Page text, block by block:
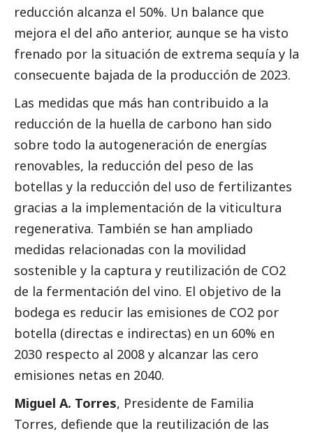
reducción alcanza el 50%. Un balance que
mejora el del año anterior, aunque se ha visto
frenado por la situación de extrema sequía y la
consecuente bajada de la producción de 2023.
Las medidas que más han contribuido a la
reducción de la huella de carbono han sido
sobre todo la autogeneración de energías
renovables, la reducción del peso de las
botellas y la reducción del uso de fertilizantes
gracias a la implementación de la viticultura
regenerativa. También se han ampliado
medidas relacionadas con la movilidad
sostenible y la captura y reutilización de CO2
de la fermentación del vino. El objetivo de la
bodega es reducir las emisiones de CO2 por
botella (directas e indirectas) en un 60% en
2030 respecto al 2008 y alcanzar las cero
emisiones netas en 2040.
Miguel A. Torres, Presidente de Familia
Torres, defiende que la reutilización de las